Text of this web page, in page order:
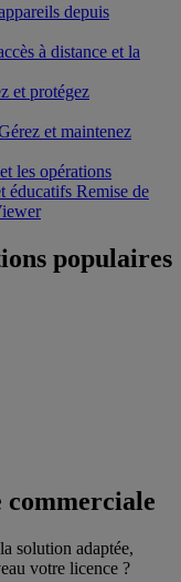
depuis
à distance et la
et protégez
et maintenez
les opérations
éducatifs Remise de
populaires
commerciale
solution adaptée,
votre licence ?